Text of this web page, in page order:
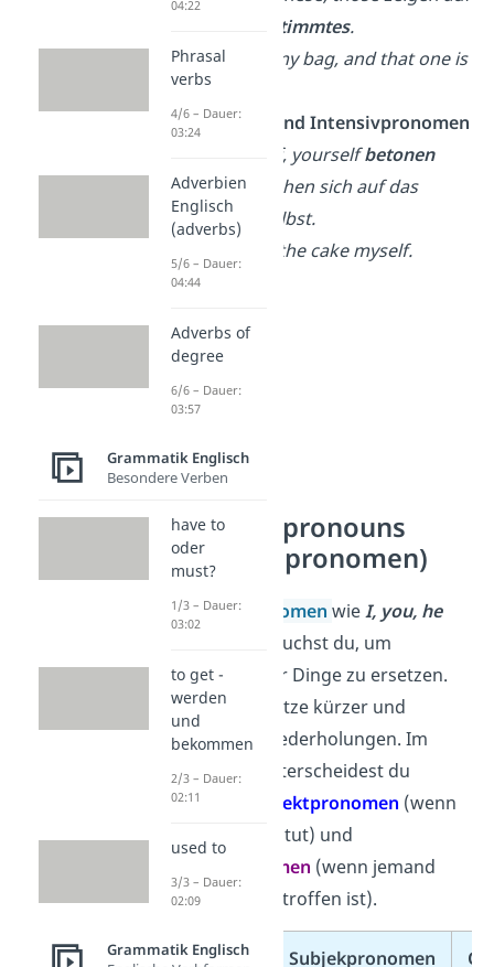
Bestimmtes.
→This is my bag, and that one is
yours.
Reflexiv- und Intensivpronomen
myself, yourselfbetonen
oder beziehen sich auf das
Subjekt selbst.
made the cake myself.
Personal pronouns
(Personalpronomen)
Personalpronomen wieI, you, he
brauchst du, um
Personen oder Dinge zu ersetzen.
Sie machen Sätze kürzer und
vermeiden Wiederholungen. Im
Englischen unterscheidest du
zwischen
Subjektpronomen (wenn
jemand etwas tut) und
Objektpronomen (wenn jemand
oder etwas betroffen ist).
Person Subjekpronomen
04:22
Phrasal
verbs
4/6 – Dauer:
03:24
Adverbien
Englisch
(adverbs)
5/6 – Dauer:
04:44
Adverbs of
degree
6/6 – Dauer:
03:57
Grammatik Englisch
Besondere Verben
have to
oder
must?
1/3 – Dauer:
03:02
to get -
werden
und
bekommen
2/3 – Dauer:
02:11
used to
3/3 – Dauer:
02:09
Grammatik Englisch